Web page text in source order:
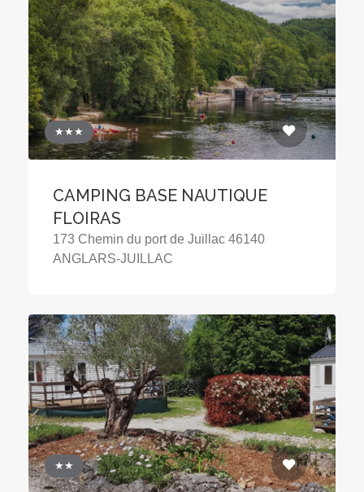
★★★
CAMPING BASE NAUTIQUE
FLOIRAS
173 Chemin du port de Juillac 46140
ANGLARS-JUILLAC
★★